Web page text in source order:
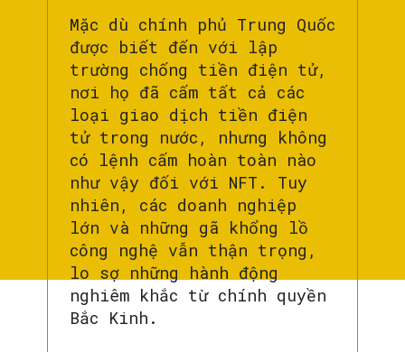
Mặc dù chính phủ Trung Quốc
được biết đến với lập
trường chống tiền điện tử,
nơi họ đã cấm tất cả các
loại giao dịch tiền điện
tử trong nước, nhưng không
có lệnh cấm hoàn toàn nào
như vậy đối với NFT. Tuy
nhiên, các doanh nghiệp
lớn và những gã khổng lồ
công nghệ vẫn thận trọng,
lo sợ những hành động
nghiêm khắc từ chính quyền
Bắc Kinh.